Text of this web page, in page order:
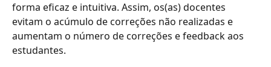
forma eficaz e intuitiva. Assim, os(as) docentes
evitam o acúmulo de correções não realizadas e
aumentam o número de correções e feedback aos
estudantes.